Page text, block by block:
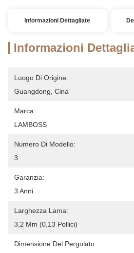
Informazioni Dettagliate
Informazioni
Luogo Di Origine:
Guangdong, Cina
Marca:
LAMBOSS
Numero Di Modello:
3
Garanzia:
3 Anni
Larghezza Lama:
3,2 Mm (0,13 Pollici)
Dimensione Del Pergolato: